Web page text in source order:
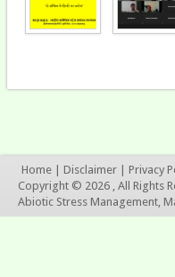
Home Disclaimer Privacy
Copyright © 2026 , All Rights
Abiotic Stress Management,